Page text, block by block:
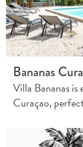
Bananas
Villa Bananas is
Curaçao,